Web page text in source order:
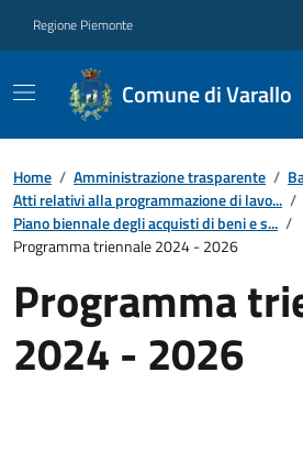
Regione Piemonte
Comune di Varallo
Home / Amministrazione trasparente /
Atti relativi alla programmazione di lavo... /
Piano biennale degli acquisti di beni e s... /
Programma triennale 2024 - 2026
Programma
2024 - 2026